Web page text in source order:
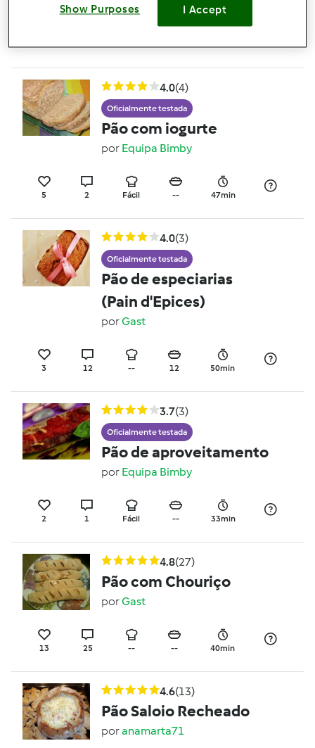
10 7 Fácil -- 53min
4.0(4)
Oficialmente testada
Pão com iogurte
por Equipa Bimby
5 2 Fácil -- 47min
4.0(3)
Oficialmente testada
Pão de especiarias
(Pain d'Epices)
porGast
3 12 -- 12 50min
3.7(3)
Oficialmente testada
Pão de aproveitamento
por Equipa Bimby
2 1 Fácil -- 33min
4.8(27)
Pão com Chouriço
porGast
13 25 -- -- 40min
4.6(13)
Pão Saloio Recheado
poranamarta71
Show Purposes I Accept